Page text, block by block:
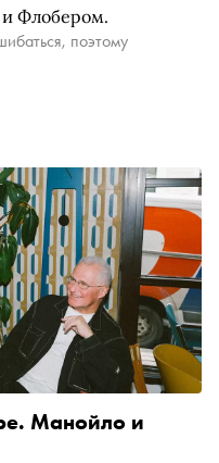
и Флобером.
поэтому
Манойло и